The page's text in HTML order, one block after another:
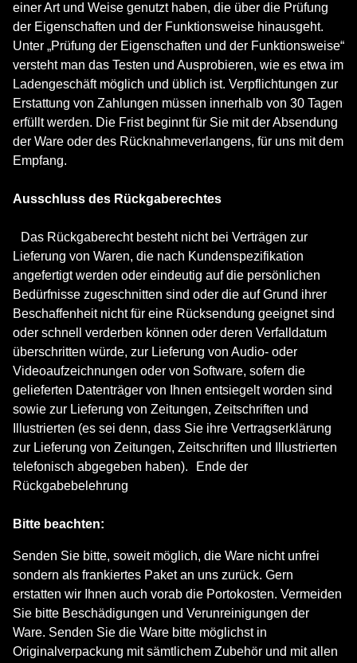
einer Art und Weise genutzt haben, die über die Prüfung
der Eigenschaften und der Funktionsweise hinausgeht.
Unter „Prüfung der Eigenschaften und der Funktionsweise“
versteht man das Testen und Ausprobieren, wie es etwa im
Ladengeschäft möglich und üblich ist. Verpflichtungen zur
Erstattung von Zahlungen müssen innerhalb von 30 Tagen
erfüllt werden. Die Frist beginnt für Sie mit der Absendung
der Ware oder des Rücknahmeverlangens, für uns mit dem
Empfang.
Ausschluss des Rückgaberechtes
Das Rückgaberecht besteht nicht bei Verträgen zur
Lieferung von Waren, die nach Kundenspezifikation
angefertigt werden oder eindeutig auf die persönlichen
Bedürfnisse zugeschnitten sind oder die auf Grund ihrer
Beschaffenheit nicht für eine Rücksendung geeignet sind
oder schnell verderben können oder deren Verfalldatum
überschritten würde, zur Lieferung von Audio- oder
Videoaufzeichnungen oder von Software, sofern die
gelieferten Datenträger von Ihnen entsiegelt worden sind
sowie zur Lieferung von Zeitungen, Zeitschriften und
Illustrierten (es sei denn, dass Sie ihre Vertragserklärung
zur Lieferung von Zeitungen, Zeitschriften und Illustrierten
telefonisch abgegeben haben). Ende der
Rückgabebelehrung
Bitte beachten:
Senden Sie bitte, soweit möglich, die Ware nicht unfrei
sondern als frankiertes Paket an uns zurück. Gern
erstatten wir Ihnen auch vorab die Portokosten. Vermeiden
Sie bitte Beschädigungen und Verunreinigungen der
Ware. Senden Sie die Ware bitte möglichst in
Originalverpackung mit sämtlichem Zubehör und mit allen